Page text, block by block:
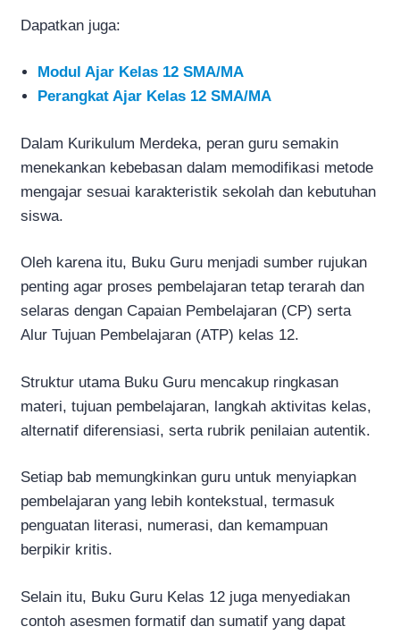
Dapatkan juga:
Modul Ajar Kelas 12 SMA/MA
Perangkat Ajar Kelas 12 SMA/MA
Dalam Kurikulum Merdeka, peran guru semakin
menekankan kebebasan dalam memodifikasi metode
mengajar sesuai karakteristik sekolah dan kebutuhan
siswa.
Oleh karena itu, Buku Guru menjadi sumber rujukan
penting agar proses pembelajaran tetap terarah dan
selaras dengan Capaian Pembelajaran (CP) serta
Alur Tujuan Pembelajaran (ATP) kelas 12.
Struktur utama Buku Guru mencakup ringkasan
materi, tujuan pembelajaran, langkah aktivitas kelas,
alternatif diferensiasi, serta rubrik penilaian autentik.
Setiap bab memungkinkan guru untuk menyiapkan
pembelajaran yang lebih kontekstual, termasuk
penguatan literasi, numerasi, dan kemampuan
berpikir kritis.
Selain itu, Buku Guru Kelas 12 juga menyediakan
contoh asesmen formatif dan sumatif yang dapat